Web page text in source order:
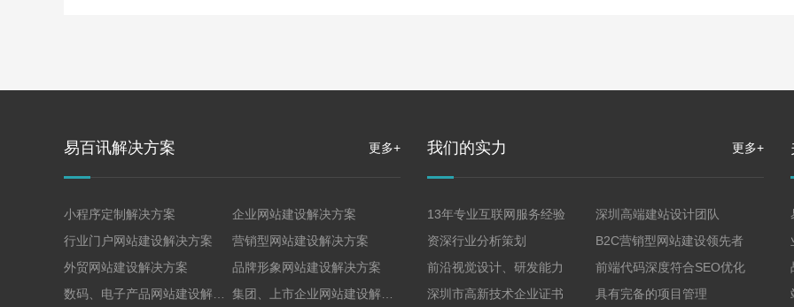
易百讯解决方案 更多+
小程序定制解决方案
企业网站建设解决方案
行业门户网站建设解决方案
营销型网站建设解决方案
外贸网站建设解决方案
品牌形象网站建设解决方案
我们的实力 更多+
13年专业互联网服务经验
深圳高端建站设计团队
资深行业分析策划
B2C营销型网站建设领先者
前沿视觉设计、研发能力
前端代码深度符合SEO优化
深圳市高新技术企业证书
具有完备的项目管理